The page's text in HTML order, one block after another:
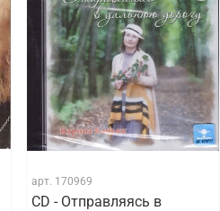
арт. 170969
CD - Отправляясь в